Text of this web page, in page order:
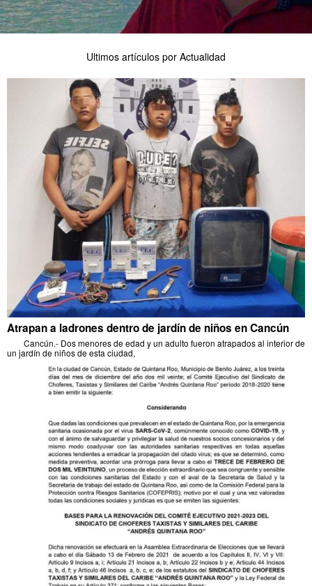
Ultimos artículos por Actualidad
Atrapan a ladrones dentro de jardín de niños en Cancún
Cancún.- Dos menores de edad y un adulto fueron atrapados al interior de
un jardín de niños de esta ciudad,